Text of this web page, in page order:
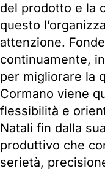
del prodotto e la
questo
attenzione.
continuamente,
per migliorare la
Cormano viene
flessibilità e
Natali fin dalla
produttivo che
serietà,